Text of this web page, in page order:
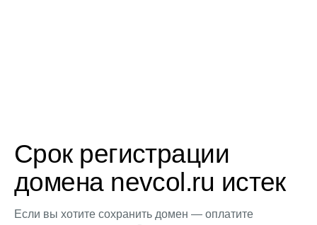
Срок регистрации
домена nevcol.ru истек
Если вы хотите сохранить домен — оплатите